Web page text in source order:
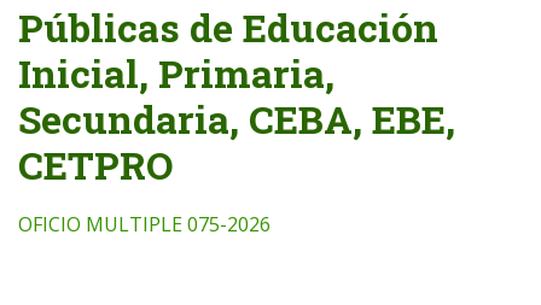
Públicas de Educación
Inicial, Primaria,
Secundaria, CEBA, EВЕ,
CETPRO
OFICIO MULTIPLE 075-2026